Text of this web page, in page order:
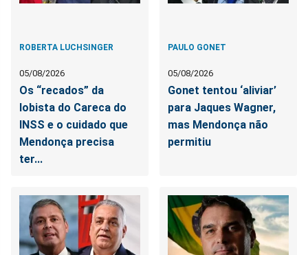
ROBERTA LUCHSINGER
05/08/2026
Os “recados” da
lobista do Careca do
INSS e o cuidado que
Mendonça precisa
ter...
PAULO GONET
05/08/2026
Gonet tentou ‘aliviar’
para Jaques Wagner,
mas Mendonça não
permitiu